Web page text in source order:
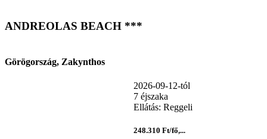
ANDREOLAS BEACH ***
Görögország, Zakynthos
2026-09-12-tól
7 éjszaka
Ellátás: Reggeli
248.310 Ft/fő,...